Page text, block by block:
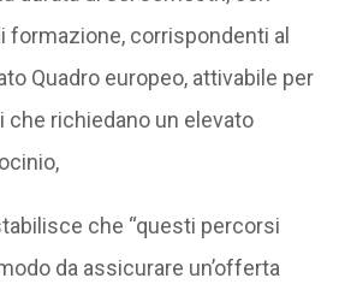
formazione, corrispondenti al
Quadro europeo, attivabile per
richiedano un elevato
che “questi percorsi
da assicurare un’offerta